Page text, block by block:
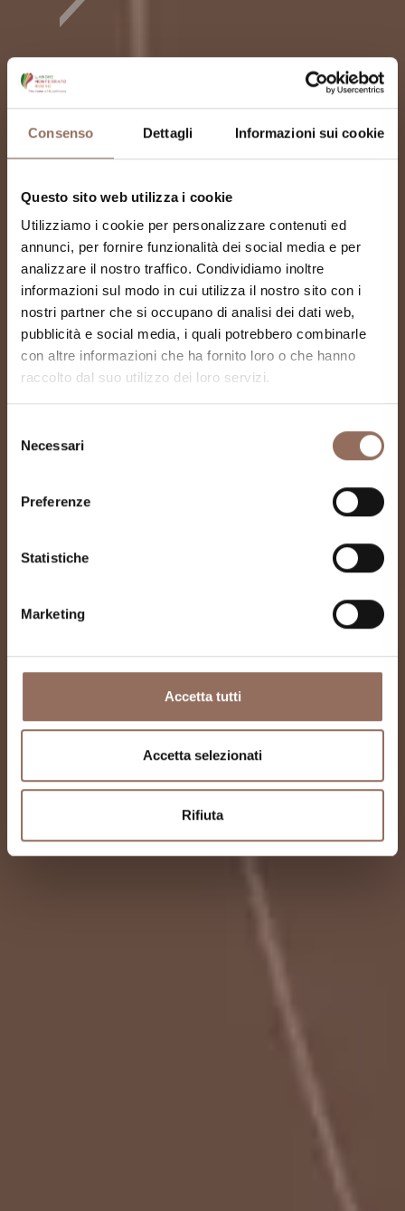
Consenso Dettagli Informazioni sui cookie
Questo sito web utilizza i cookie
Utilizziamo i cookie per personalizzare contenuti ed
annunci, per fornire funzionalità dei social media e per
analizzare il nostro traffico. Condividiamo inoltre
informazioni sul modo in cui utilizza il nostro sito con i
nostri partner che si occupano di analisi dei dati web,
pubblicità e social media, i quali potrebbero combinarle
con altre informazioni che ha fornito loro o che hanno
raccolto dal suo utilizzo dei loro servizi.
delNecessari
Preferenze
Statistiche
Marketing
Accetta tutti
Accetta selezionati
Rifiuta
Chiesa San Martino